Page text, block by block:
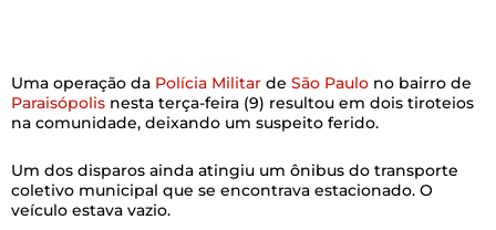
Uma operação da Polícia Militar de São Paulo no bairro de
Paraisópolis nesta terça-feira (9) resultou em dois tiroteios
na comunidade, deixando um suspeito ferido.
Um dos disparos ainda atingiu um ônibus do transporte
coletivo municipal que se encontrava estacionado. O
veículo estava vazio.